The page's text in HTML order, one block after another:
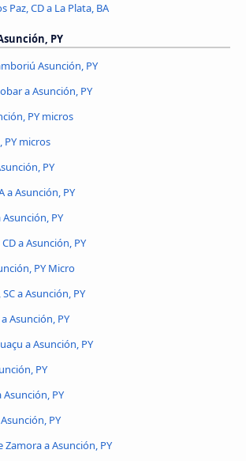
Paz, CD a La Plata, BA
PY
Asunción, PY
a Asunción, PY
PY micros
PY micros
PY
a Asunción, PY
PY
a Asunción, PY
PY Micro
a Asunción, PY
Asunción, PY
a Asunción, PY
PY
Asunción, PY
PY
Zamora a Asunción, PY